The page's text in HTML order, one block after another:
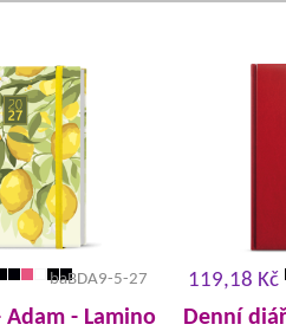
baBDA9-5-27
- Lamino
119,18 Kč
Denní